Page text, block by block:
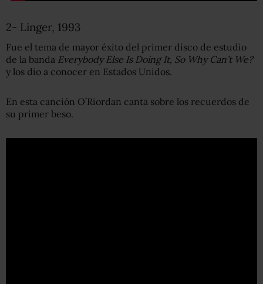
2- Linger, 1993
Fue el tema de mayor éxito del primer disco de estudio
de la banda Everybody Else Is Doing It, So Why Can’t We?
y los dio a conocer en Estados Unidos.
En esta canción O’Riordan canta sobre los recuerdos de
su primer beso.